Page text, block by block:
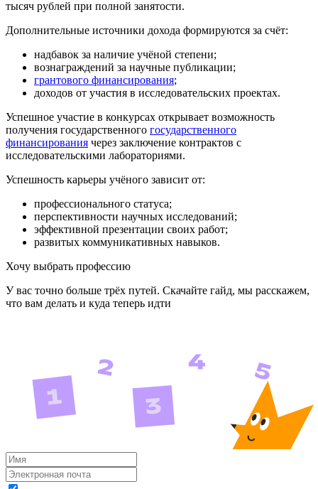
тысяч рублей при полной занятости.
Дополнительные источники дохода формируются за счёт:
надбавок за наличие учёной степени;
вознаграждений за научные публикации;
грантового финансирования;
доходов от участия в исследовательских проектах.
Успешное участие в конкурсах открывает возможность
получения государственного государственного
финансирования через заключение контрактов с
исследовательскими лабораториями.
Успешность карьеры учёного зависит от:
профессионального статуса;
перспективности научных исследований;
эффективной презентации своих работ;
развитых коммуникативных навыков.
Хочу выбрать профессию
У вас точно больше трёх путей. Скачайте гайд, мы расскажем,
что вам делать и куда теперь идти